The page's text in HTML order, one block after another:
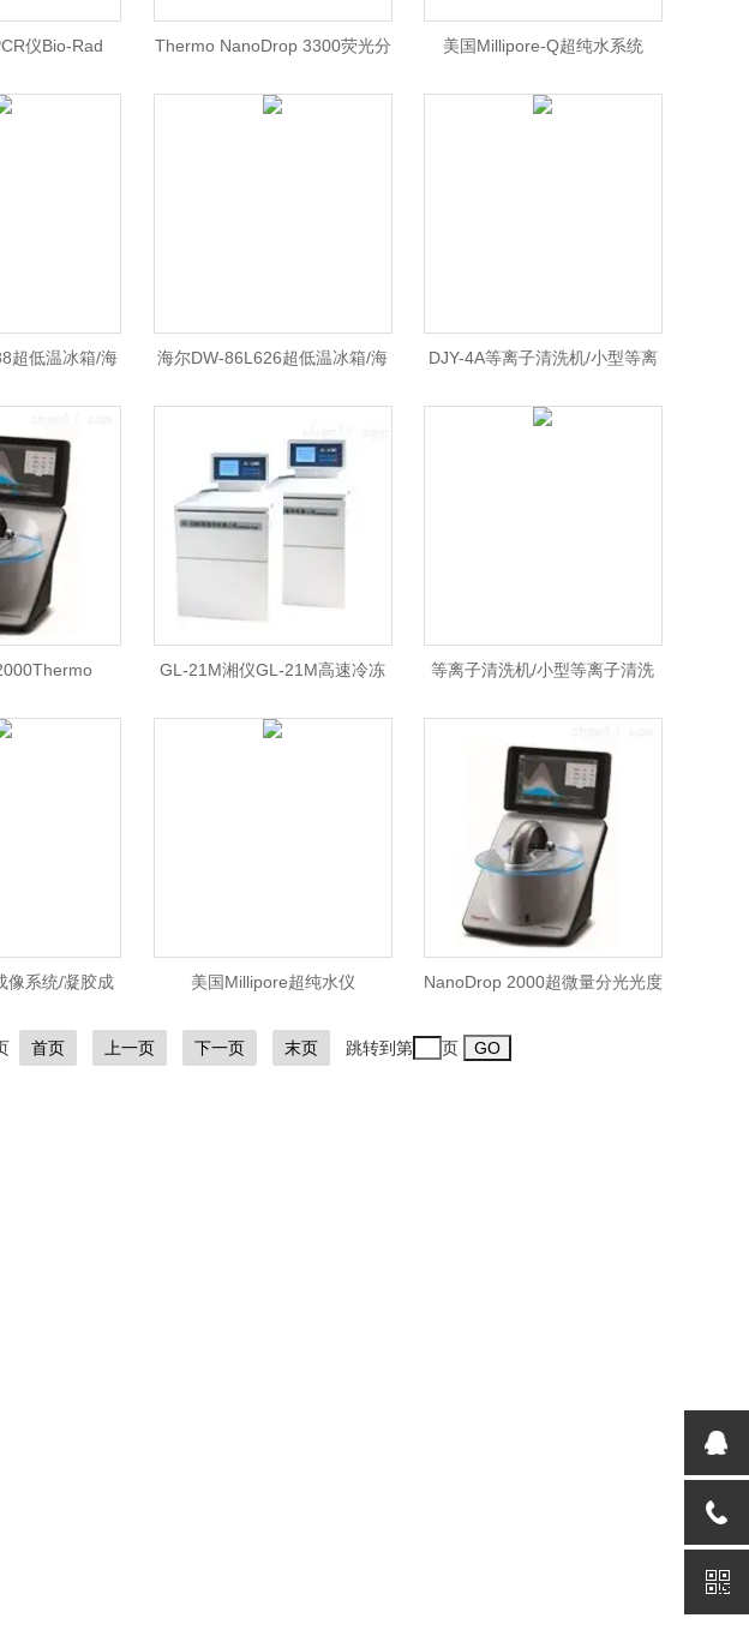
仪Bio-Rad
仪\Bio-Rad
Thermo NanoDrop 3300荧光分
光光度计/NanoDrop 3300荧光
美国Millipore-Q超纯水系统
超低温冰箱/海
格/海尔超低温
箱
海尔DW-86L626超低温冰箱/海
尔DW-86L626超低温冰箱价格/
海尔超低温冰箱
DJY-4A等离子清洗机/小型等离
子清洗机/ DJY-4A等离子清洗机
紫外分光光度
GL-21M湘仪GL-21M高速冷冻
离心机/湘仪GL-21M离心机/湘
等离子清洗机/小型等离子清洗
机/DJY-2A等离子清洗机 北京
像系统/凝胶成
产凝胶成像
美国Millipore超纯水仪 NanoDrop 2000超微量分光光度
首页 上一页 下一页 末页 跳转到第 页